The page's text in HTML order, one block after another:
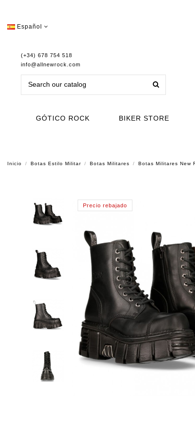
Español
(+34) 678 754 518
info@allnewrock.com
GÓTICO ROCK BIKER STORE
Inicio Botas Estilo Militar Botas Militares Botas Militares New
Precio rebajado